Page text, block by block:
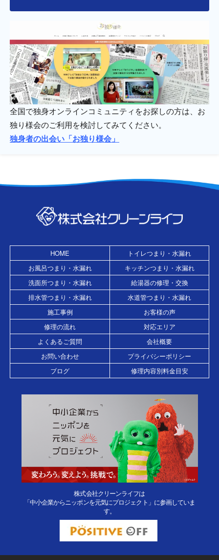
全国で独身オンラインコミュニティをお探しの方は、お
独り様会のご利用を検討してみてください。
独身者の出会い「お独り様会」
HOME
トイレつまり・水漏れ
お風呂つまり・水漏れ
キッチンつまり・水漏れ
洗面所つまり・水漏れ
給湯器の修理・交換
排水管つまり・水漏れ
水道管つまり・水漏れ
施工事例
お客様の声
修理の流れ
対応エリア
よくあるご質問
会社概要
お問い合わせ
プライバシーポリシー
ブログ
修理内容別料金目安
株式会社クリーンライフは
「中小企業からニッポンを元気にプロジェクト」に参画していま
す。